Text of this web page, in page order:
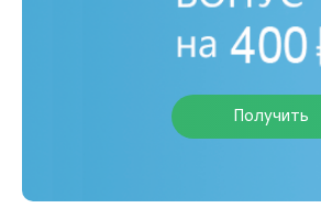
Получить